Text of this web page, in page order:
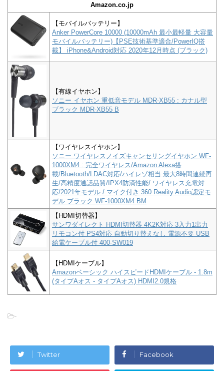
Amazon.co.jp
【モバイルバッテリー】
Anker PowerCore 10000 (10000mAh 最小最軽量 大容量
モバイルバッテリー)【PSE技術基準適合/PowerIQ搭
載】 iPhone&Android対応 2020年12月時点 (ブラック)
【有線イヤホン】
ソニー イヤホン 重低音モデル MDR-XB55 : カナル型
ブラック MDR-XB55 B
【ワイヤレスイヤホン】
ソニー ワイヤレスノイズキャンセリングイヤホン WF-
1000XM4 : 完全ワイヤレス/Amazon Alexa搭
載/Bluetooth/LDAC対応/ハイレゾ相当 最大8時間連続再
生/高精度通話品質/IPX4防滴性能/ ワイヤレス充電対
応/2021年モデル / マイク付き 360 Reality Audio認定モ
デル ブラック WF-1000XM4 BM
【HDMI切替器】
サンワダイレクト HDMI切替器 4K2K対応 3入力1出力
リモコン付 PS4対応 自動切り替えなし 電源不要 USB
給電ケーブル付 400-SW019
【HDMIケーブル】
Amazonベーシック ハイスピードHDMIケーブル - 1.8m
(タイプAオス - タイプAオス) HDMI2.0規格
-
Twitter Facebook